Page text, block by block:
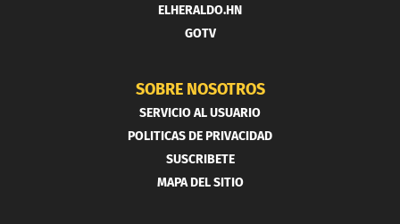
ELHERALDO.HN
GOTV
SOBRE NOSOTROS
SERVICIO AL USUARIO
POLITICAS DE PRIVACIDAD
SUSCRIBETE
MAPA DEL SITIO